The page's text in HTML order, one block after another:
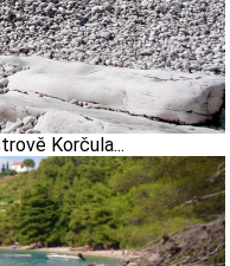
Korčula...